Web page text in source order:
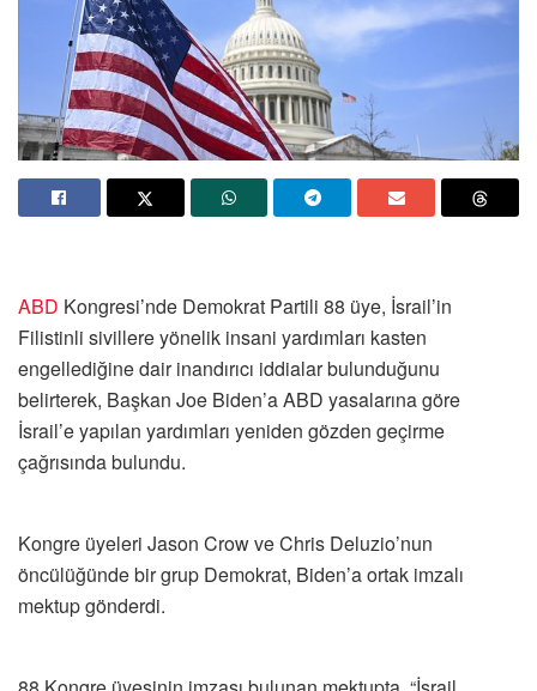
ABD Kongresi’nde Demokrat Partili 88 üye, İsrail’in
Filistinli sivillere yönelik insani yardımları kasten
engellediğine dair inandırıcı iddialar bulunduğunu
belirterek, Başkan Joe Biden’a ABD yasalarına göre
İsrail’e yapılan yardımları yeniden gözden geçirme
çağrısında bulundu.
Kongre üyeleri Jason Crow ve Chris Deluzio’nun
öncülüğünde bir grup Demokrat, Biden’a ortak imzalı
mektup gönderdi.